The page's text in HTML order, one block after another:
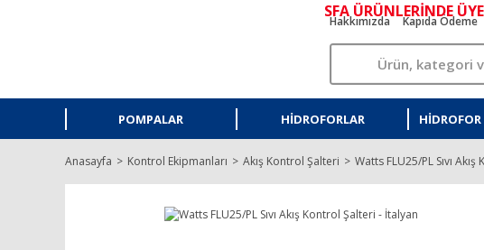
Hakkımızda Kapıda Ödeme
POMPALAR HIDROFORLAR HIDROFOR
Anasayfa Kontrol Ekipmanları Akış Kontrol Şalteri Watts FLU25/PL Sıvı
SFA ÜRÜNLERİNDE